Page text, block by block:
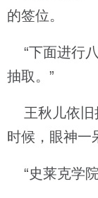
的签位。
“下面进行
抽取。”
王秋儿依旧
时候，眼神一
“史莱克学